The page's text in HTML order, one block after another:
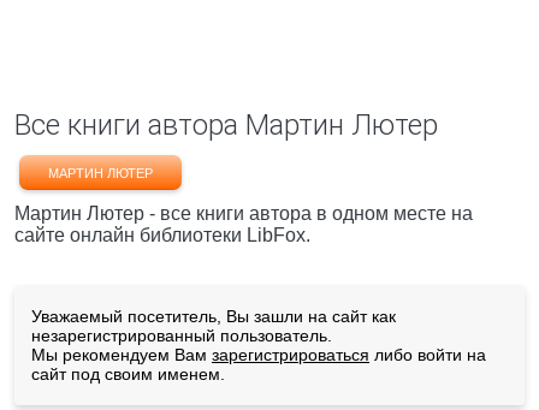
Все книги автора Мартин Лютер
МАРТИН ЛЮТЕР
Мартин Лютер - все книги автора в одном месте на
сайте онлайн библиотеки LibFox.
Уважаемый посетитель, Вы зашли на сайт как
незарегистрированный пользователь.
Мы рекомендуем Вам зарегистрироваться либо войти на
сайт под своим именем.